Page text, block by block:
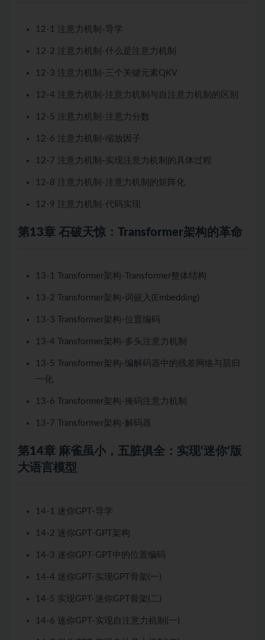
12-1 注意力机制-导学
12-2 注意力机制-什么是注意力机制
12-3 注意力机制-三个关键元素QKV
12-4 注意力机制-注意力机制与自注意力机制的区别
12-5 注意力机制-注意力分数
12-6 注意力机制-缩放因子
12-7 注意力机制-实现注意力机制的具体过程
12-8 注意力机制-注意力机制的矩阵化
12-9 注意力机制-代码实现
第13章 石破天惊：Transformer架构的革命
13-1 Transformer架构-Transformer整体结构
13-2 Transformer架构-词嵌入(Embedding)
13-3 Transformer架构-位置编码
13-4 Transformer架构-多头注意力机制
13-5 Transformer架构-编解码器中的残差网络与层归
一化
13-6 Transformer架构-掩码注意力机制
13-7 Transformer架构-解码器
第14章 麻雀虽小，五脏俱全：实现‘迷你’版
大语言模型
14-1 迷你GPT-导学
14-2 迷你GPT-GPT架构
14-3 迷你GPT-GPT中的位置编码
14-4 迷你GPT-实现GPT骨架(一)
14-5 实现GPT-迷你GPT骨架(二)
14-6 迷你GPT-实现自注意力机制(一)